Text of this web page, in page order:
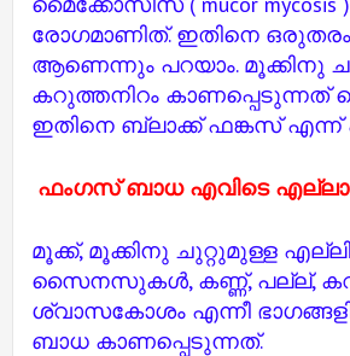
രോഗമാണിത്. ഇതിനെ
ആണെന്നും പറയാം. മൂക്കിനു
കറുത്തനിറം കാണപ്പെടുന്നത്
ഇതിനെ ബ്ലാക്ക് ഫങ്കസ് എന്ന്
ഫംഗസ് ബാധ എവിടെ
മൂക്ക്, മൂക്കിനു ചുറ്റുമുള്ള
സൈനസുകൾ, കണ്ണ്, പല്ല്,
ശ്വാസകോശം എന്നീ
ബാധ കാണപ്പെടുന്നത്.